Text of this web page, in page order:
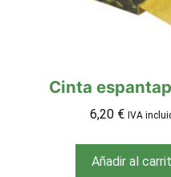
Cinta
6,20 € IVA
Añadir al